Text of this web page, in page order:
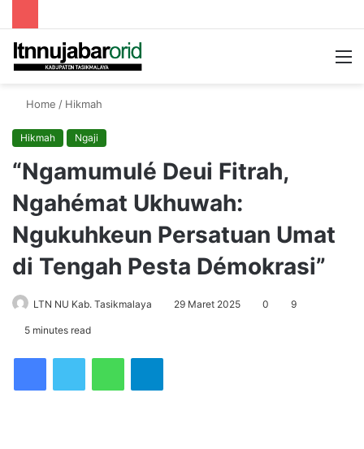
Home / Hikmah
Hikmah Ngaji
“Ngamumulé Deui Fitrah,
Ngahémat Ukhuwah:
Ngukuhkeun Persatuan Umat
di Tengah Pesta Démokrasi”
LTN NU Kab. Tasikmalaya 29 Maret 2025 0 9
5 minutes read